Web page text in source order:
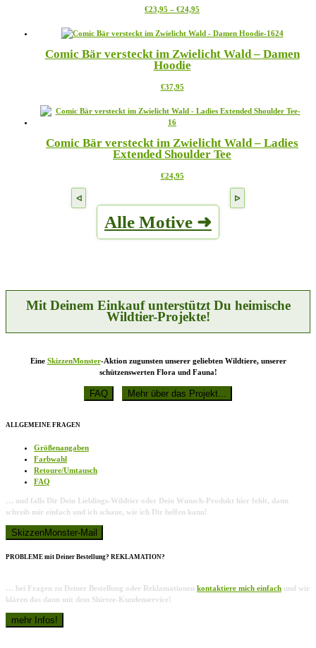
Optionen
auf
Produktseite
gewählt
€23,95 – €24,95
bis
weist
Varianten
auf
gewählt
werden
Comic Bär versteckt im Zwielicht Wald – Damen
Hoodie
€37,95Dieses
weist
auf.
Die
können
gewählt
werden
Comic Bär versteckt im Zwielicht Wald – Ladies
Extended Shoulder Tee
€24,95Dieses
Varianten
auf.
Produktseite
gewählt
werden
Alle Motive ➜
Mit Deinem Einkauf unterstützt Du heimische
Wildtier-Projekte!
Eine SkizzenMonster-Aktion zugunsten unserer geliebten Wildtiere, unserer
schützenswerten Flora und Fauna!
ALLGEMEINE FRAGEN
Größenangaben
Farbwahl
Retoure/Umtausch
FAQ
… und falls Dir Dein Lieblings-Wildtier oder Dein Wunsch-Produkt hier fehlt, dann
schreib mir einfach und ich schaue, wie ich Dir helfen kann!
PROBLEME mit Deiner Bestellung? REKLAMATION?
… bei Fragen zu Deiner Bestellung oder Reklamationen kontaktiere mich einfach und wir
klären das dann mit dem Shirtee-Kundenservice!